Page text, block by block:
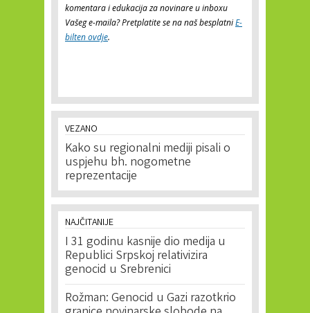
komentara i edukacija za novinare u inboxu
Vašeg e-maila? Pretplatite se na naš besplatniE-
bilten ovdje.
VEZANO
Kako su regionalni mediji pisali o
uspjehu bh. nogometne
reprezentacije
NAJČITANIJE
I 31 godinu kasnije dio medija u
Republici Srpskoj relativizira
genocid u Srebrenici
Rožman: Genocid u Gazi razotkrio